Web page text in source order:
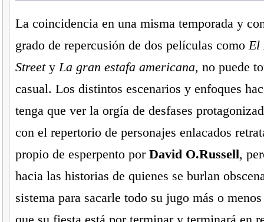
La coincidencia en una misma temporada y
grado de repercusión de dos películas comoEl
StreetyLa gran estafa americana, no puede
casual. Los distintos escenarios y enfoques
tenga que ver la orgía de desfases
con el repertorio de personajes enlacados
propio de esperpento por David O.Russell,
hacia las historias de quienes se burlan
sistema para sacarle todo su jugo más o